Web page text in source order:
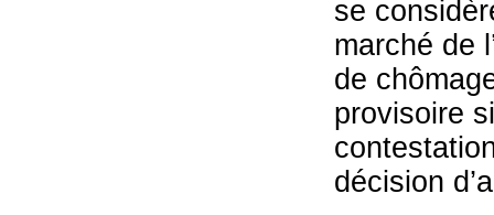
se
marché de
de
provisoire
décision